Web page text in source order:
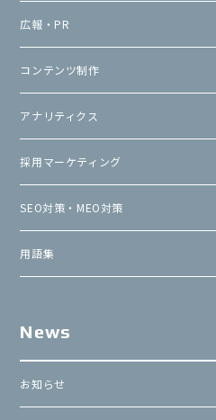
広報・PR
コンテンツ制作
アナリティクス
採用マーケティング
SEO対策・MEO対策
用語集
News
お知らせ